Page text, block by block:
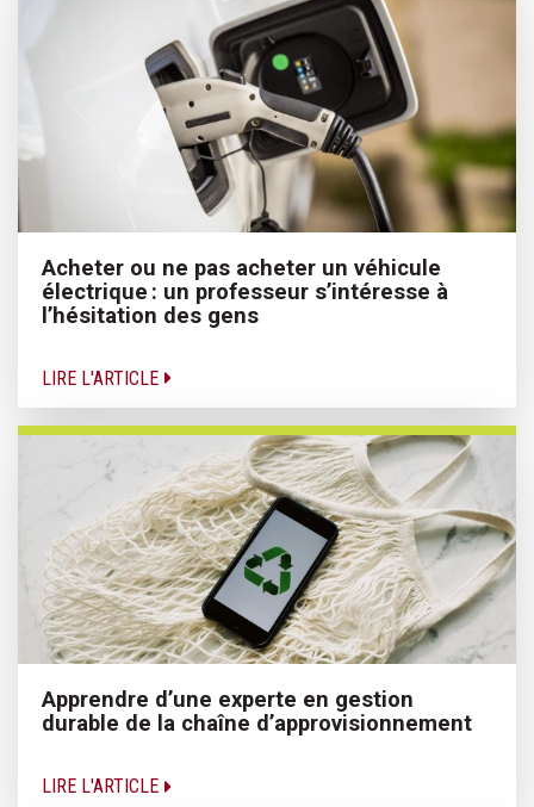
Acheter ou ne pas acheter un véhicule
électrique : un professeur s’intéresse à
l’hésitation des gens
LIRE L'ARTICLE
Apprendre d’une experte en gestion
durable de la chaîne d’approvisionnement
LIRE L'ARTICLE